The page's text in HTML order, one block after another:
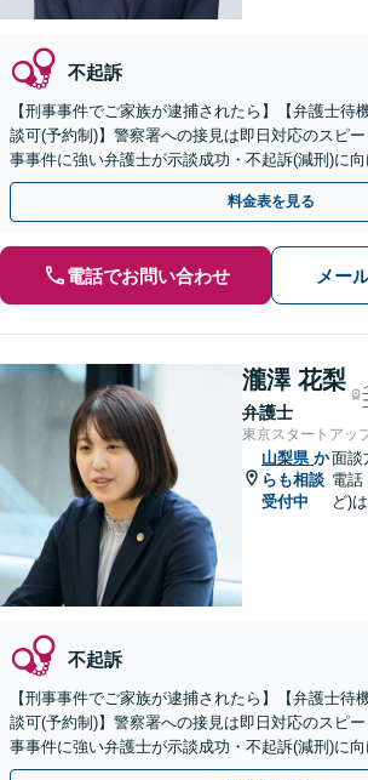
不起訴
【刑事事件でご家族が逮捕されたら】【弁護士待
談可(予約制)】警察署への接見は即日対応のスピ
事事件に強い弁護士が示談成功・不起訴(減刑)に
トします。【加害者側の相談専門】
料金表を見る
電話でお問い合わせ メー
瀧澤 花梨
弁護士
東京スタートアッ
山梨県 か
らも相談
受付中
面談
電話
ど)
不起訴
【刑事事件でご家族が逮捕されたら】【弁護士待
談可(予約制)】警察署への接見は即日対応のスピ
事事件に強い弁護士が示談成功・不起訴(減刑)に
トします。【加害者側の相談専門】